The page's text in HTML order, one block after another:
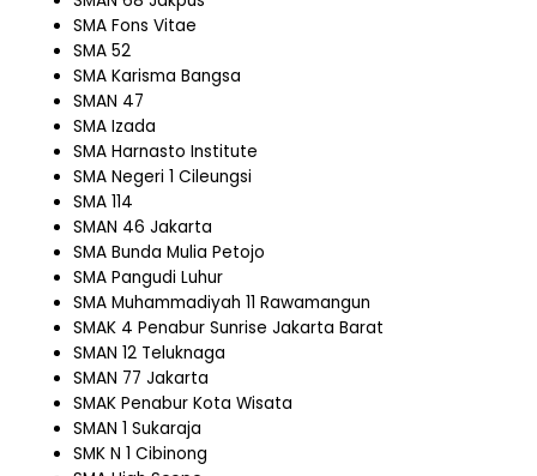
SMA Fons Vitae
SMA 52
SMA Karisma Bangsa
SMAN 47
SMA Izada
SMA Harnasto Institute
SMA Negeri 1 Cileungsi
SMA 114
SMAN 46 Jakarta
SMA Bunda Mulia Petojo
SMA Pangudi Luhur
SMA Muhammadiyah 11 Rawamangun
SMAK 4 Penabur Sunrise Jakarta Barat
SMAN 12 Teluknaga
SMAN 77 Jakarta
SMAK Penabur Kota Wisata
SMAN 1 Sukaraja
SMK N 1 Cibinong